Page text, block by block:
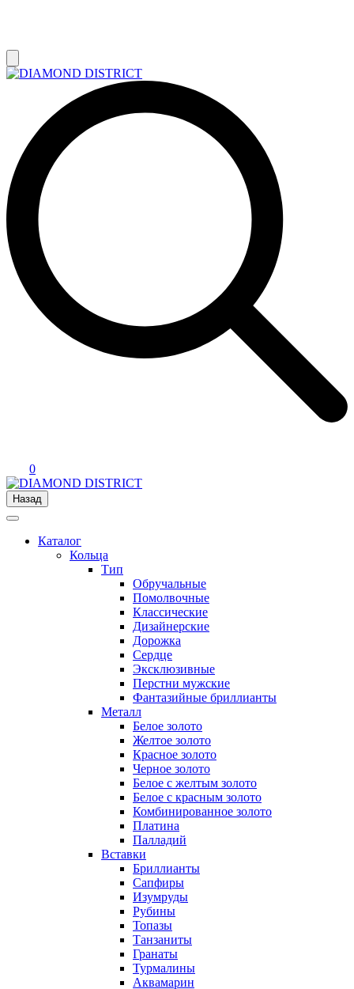
0
Назад
Каталог
Кольца
Тип
Обручальные
Помолвочные
Классические
Дизайнерские
Дорожка
Сердце
Эксклюзивные
Перстни мужские
Фантазийные бриллианты
Металл
Белое золото
Желтое золото
Красное золото
Черное золото
Белое с желтым золото
Белое с красным золото
Комбинированное золото
Платина
Палладий
Вставки
Бриллианты
Сапфиры
Изумруды
Рубины
Топазы
Танзаниты
Гранаты
Турмалины
Аквамарин